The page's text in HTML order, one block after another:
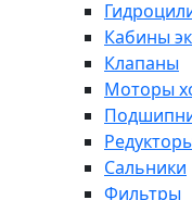
Кабины
Клапаны
Моторы
Сальники
Фильтры